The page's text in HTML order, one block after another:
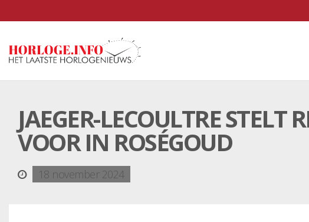
JAEGER-LECOULTRE STELT
VOOR IN ROSÉGOUD
18 november 2024